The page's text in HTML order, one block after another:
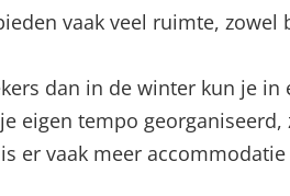
vaak veel ruimte,
dan in de winter kun je
eigen tempo
er vaak meer